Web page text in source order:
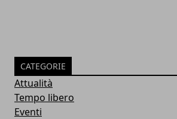
CATEGORIE
Attualità
Tempo libero
Eventi